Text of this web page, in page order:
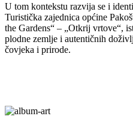
U tom kontekstu razvija se i
Turistička zajednica općine
the Gardens“ – „Otkrij vrtove“,
plodne zemlje i autentičnih
čovjeka i prirode.